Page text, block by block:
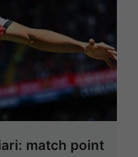
match point